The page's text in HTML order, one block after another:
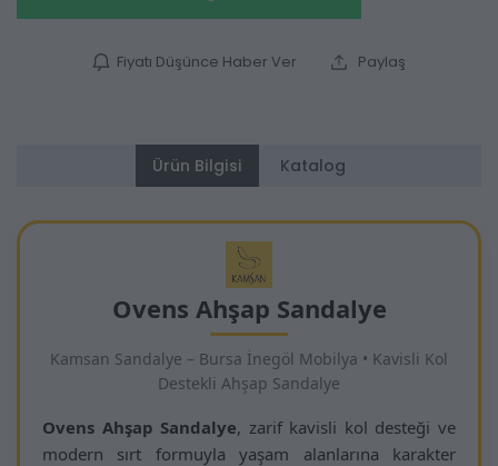
Fiyatı Düşünce Haber Ver Paylaş
Ürün Bilgisi Katalog
Ovens Ahşap Sandalye
Kamsan Sandalye – Bursa İnegöl Mobilya • Kavisli Kol
Destekli Ahşap Sandalye
Ovens Ahşap Sandalye, zarif kavisli kol desteği ve
modern sırt formuyla yaşam alanlarına karakter